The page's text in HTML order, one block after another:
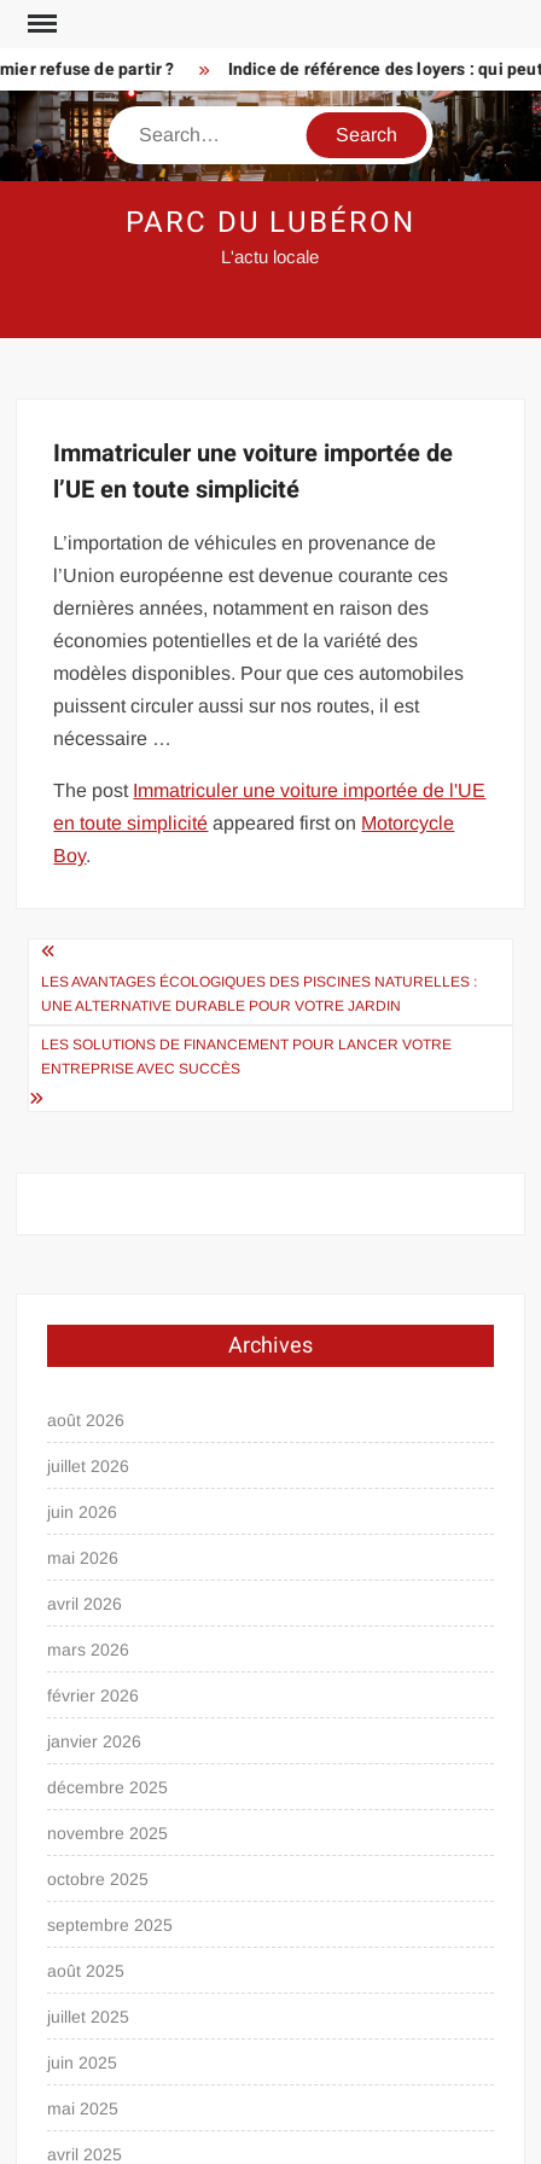
Skip
contentrefuse de partir ? Indice de référence des loyers : qui
Search
PARC DU LUBÉRON
L'actu locale
Immatriculer une voiture importée de
l’UE en toute simplicité
L’importation de véhicules en provenance de
l’Union européenne est devenue courante ces
dernières années, notamment en raison des
économies potentielles et de la variété des
modèles disponibles. Pour que ces automobiles
puissent circuler aussi sur nos routes, il est
nécessaire …
The post Immatriculer une voiture importée de l'UE
en toute simplicité appeared first on Motorcycle
Boy.
Navigation
de
l’article
LES AVANTAGES ÉCOLOGIQUES DES PISCINES NATURELLES :
UNE ALTERNATIVE DURABLE POUR VOTRE JARDIN
LES SOLUTIONS DE FINANCEMENT POUR LANCER VOTRE
ENTREPRISE AVEC SUCCÈS
Archives
août 2026
juillet 2026
juin 2026
mai 2026
avril 2026
mars 2026
février 2026
janvier 2026
décembre 2025
novembre 2025
octobre 2025
septembre 2025
août 2025
juillet 2025
juin 2025
mai 2025
avril 2025